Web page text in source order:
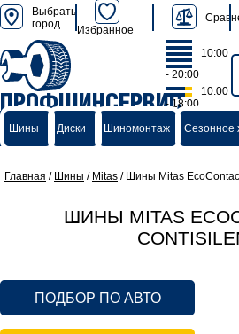
Выбрать
город
Избранное
ПРОФШИНСЕРВИС
группа компаний
10:00
- 20:00
10:00
- 18:00
Шины Диски Шиномонтаж Сезонное
Главная / Шины / Mitas / Шины Mitas
ШИНЫ MITAS
ПОДБОР ПО АВТО